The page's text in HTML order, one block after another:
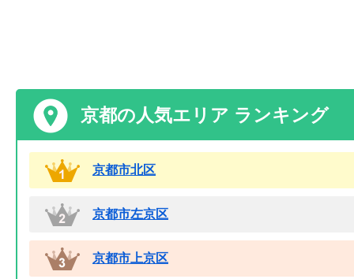
京都の人気エリア ランキング
京都市北区
京都市左京区
京都市上京区